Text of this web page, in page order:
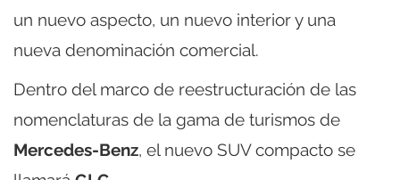
un nuevo aspecto, un nuevo interior y una
nueva denominación comercial.
Dentro del marco de reestructuración de las
nomenclaturas de la gama de turismos de
Mercedes-Benz, el nuevo SUV compacto se